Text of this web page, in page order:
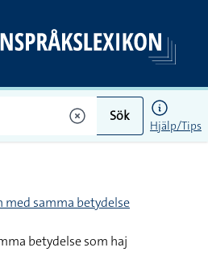
Sök
Hjälp/Tips
med samma betydelse
betydelse som haj